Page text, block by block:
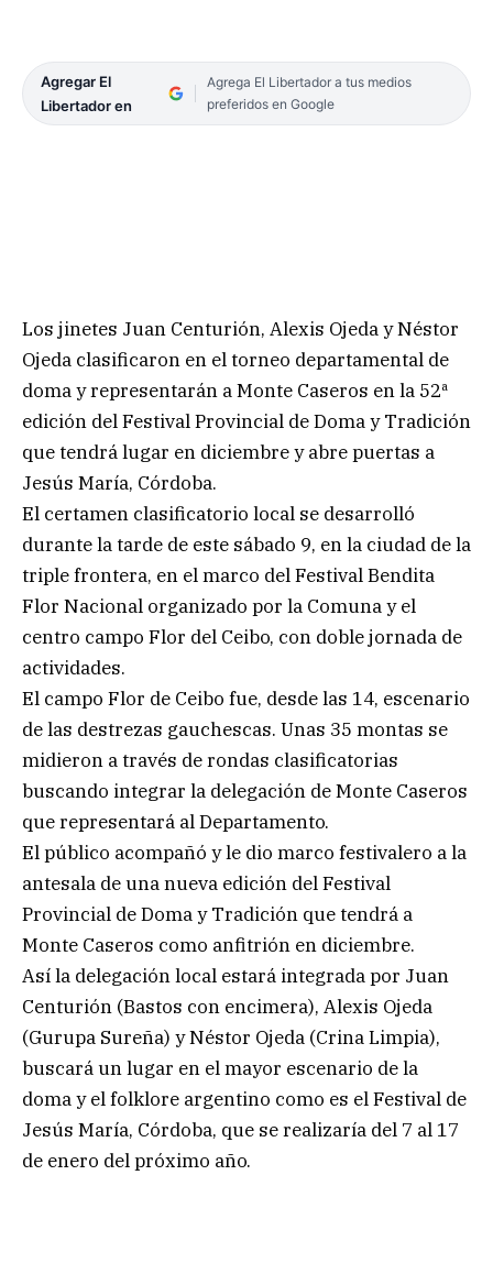
Agregar El
Libertador en
Agrega El Libertador a tus medios
preferidos en Google
Los jinetes Juan Centurión, Alexis Ojeda y Néstor
Ojeda clasificaron en el torneo departamental de
doma y representarán a Monte Caseros en la 52ª
edición del Festival Provincial de Doma y Tradición
que tendrá lugar en diciembre y abre puertas a
Jesús María, Córdoba.
El certamen clasificatorio local se desarrolló
durante la tarde de este sábado 9, en la ciudad de la
triple frontera, en el marco del Festival Bendita
Flor Nacional organizado por la Comuna y el
centro campo Flor del Ceibo, con doble jornada de
actividades.
El campo Flor de Ceibo fue, desde las 14, escenario
de las destrezas gauchescas. Unas 35 montas se
midieron a través de rondas clasificatorias
buscando integrar la delegación de Monte Caseros
que representará al Departamento.
El público acompañó y le dio marco festivalero a la
antesala de una nueva edición del Festival
Provincial de Doma y Tradición que tendrá a
Monte Caseros como anfitrión en diciembre.
Así la delegación local estará integrada por Juan
Centurión (Bastos con encimera), Alexis Ojeda
(Gurupa Sureña) y Néstor Ojeda (Crina Limpia),
buscará un lugar en el mayor escenario de la
doma y el folklore argentino como es el Festival de
Jesús María, Córdoba, que se realizaría del 7 al 17
de enero del próximo año.